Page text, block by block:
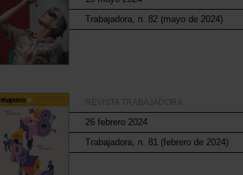
Trabajadora, n. 82 (mayo de 2024)
REVISTA TRABAJADORA
26 febrero 2024
Trabajadora, n. 81 (febrero de 2024)